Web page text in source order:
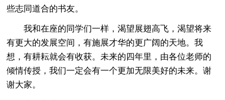
些志同道合的书友。
我和在座的同学们一样，渴望展翅高飞，渴望将来
有更大的发展空间，有施展才华的更广阔的天地。我
想，有耕耘就会有收获。未来的四年里，由各位老师的
倾情传授，我们一定会有一个更加无限美好的未来。谢
谢大家。